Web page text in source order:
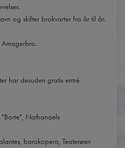
og skifter brokvarter fra år til år.
har desuden gratis entré
Nathanaels
barokopera, Teaterøen